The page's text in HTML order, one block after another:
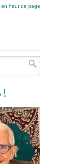
en haut de page
!